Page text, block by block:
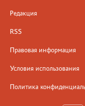
Редакция
RSS
Правовая информация
Условия использования
Политика